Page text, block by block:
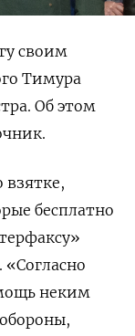
своим
Тимура
Об этом
взятке,
бесплатно
неким